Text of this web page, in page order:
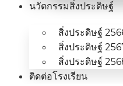
นวัตกรรมสิ่งประดิษฐ์
สิ่งประดิษฐ์
สิ่งประดิษฐ์
สิ่งประดิษฐ์
ติดต่อโรงเรียน